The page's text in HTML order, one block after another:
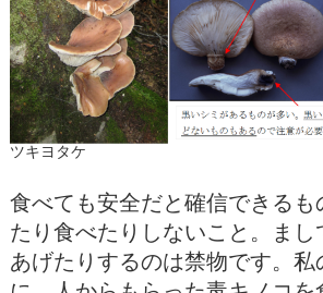
ツキヨタケ
食べても安全だと確信できるも
たり食べたりしないこと。まし
あげたりするのは禁物です。私